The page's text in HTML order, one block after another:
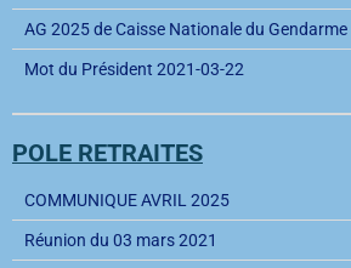
AG 2025 de Caisse Nationale du Gendarme
Mot du Président 2021-03-22
POLE RETRAITES
COMMUNIQUE AVRIL 2025
Réunion du 03 mars 2021